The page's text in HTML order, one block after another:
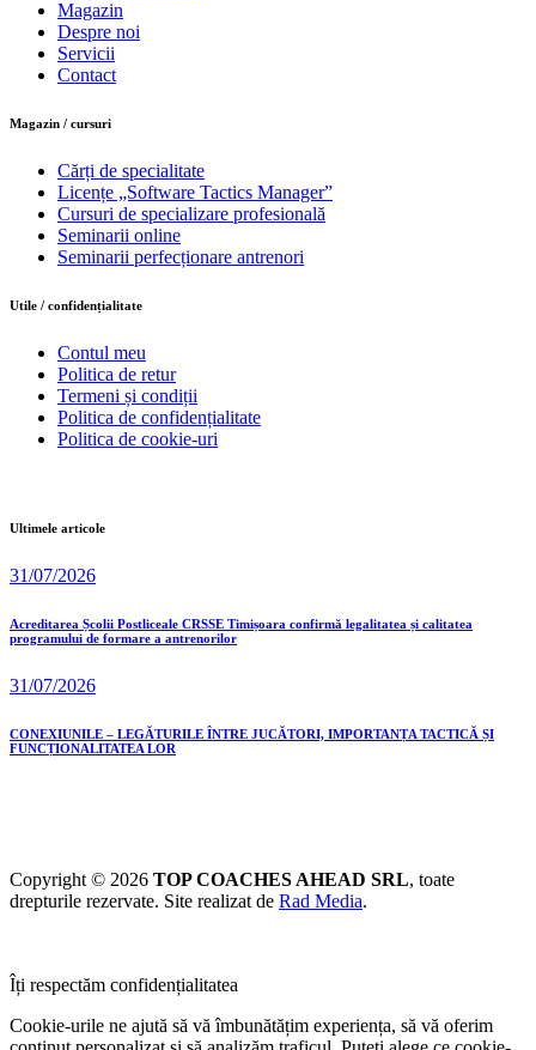
Magazin
Despre noi
Servicii
Contact
Magazin / cursuri
Cărți de specialitate
Licențe „Software Tactics Manager”
Cursuri de specializare profesională
Seminarii online
Seminarii perfecționare antrenori
Utile / confidențialitate
Contul meu
Politica de retur
Termeni și condiții
Politica de confidențialitate
Politica de cookie-uri
Ultimele articole
31/07/2026
Acreditarea Școlii Postliceale CRSSE Timișoara confirmă legalitatea și calitatea
programului de formare a antrenorilor
31/07/2026
CONEXIUNILE – LEGĂTURILE ÎNTRE JUCĂTORI, IMPORTANȚA TACTICĂ ȘI
FUNCȚIONALITATEA LOR
Copyright © 2026 TOP COACHES AHEAD SRL, toate
drepturile rezervate. Site realizat de Rad Media.
Îți respectăm confidențialitatea
Cookie-urile ne ajută să vă îmbunătățim experiența, să vă oferim